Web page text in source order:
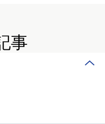
事